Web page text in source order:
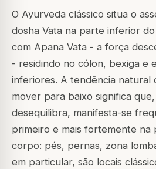
O Ayurveda clássico situa o
dosha Vata na parte inferior
com Apana Vata - a força
- residindo no cólon, bexiga e
inferiores. A tendência natural
mover para baixo significa
desequilibra, manifesta-se
primeiro e mais fortemente na
corpo: pés, pernas, zona
em particular, são locais